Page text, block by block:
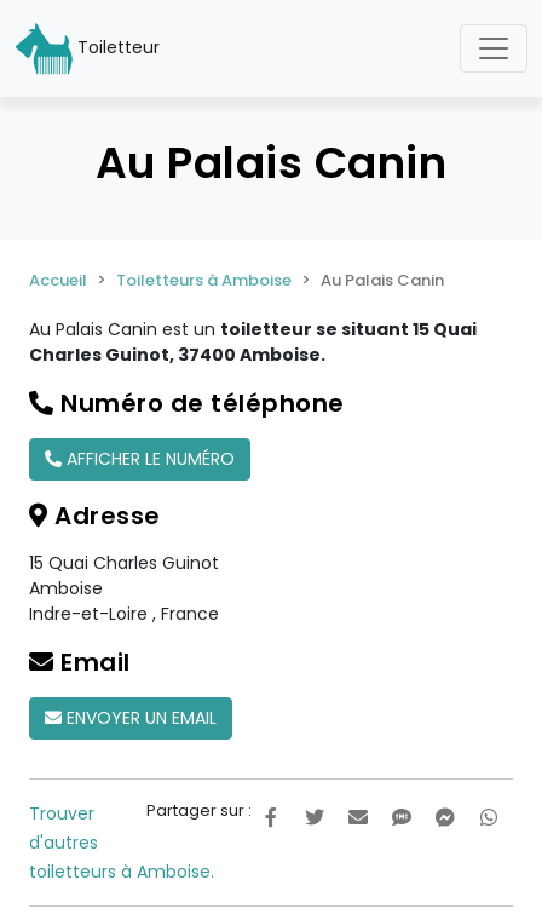
Toiletteur
Au Palais Canin
Accueil Toiletteurs à Amboise Au Palais Canin
Au Palais Canin est un toiletteur se situant 15 Quai
Charles Guinot, 37400 Amboise.
Numéro de téléphone
AFFICHER LE NUMÉRO
Adresse
15 Quai Charles Guinot
Amboise
Indre-et-Loire , France
Email
ENVOYER UN EMAIL
Partager sur :
Trouver
d'autres
toiletteurs à Amboise.